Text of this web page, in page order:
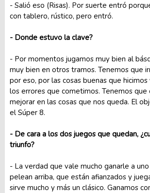
- Salió eso (Risas). Por suerte entró
con tablero, rústico, pero entró.
- Donde estuvo la clave?
- Por momentos jugamos muy bien al
muy bien en otros tramos. Tenemos que
por eso, por las cosas buenas que
los errores que cometimos. Tenemos que
mejorar en las cosas que nos queda. El
el Súper 8.
- De cara a los dos juegos que quedan,
triunfo?
- La verdad que vale mucho ganarle a
pelean arriba, que están afianzados y
sirve mucho y más un clásico. Ganamos